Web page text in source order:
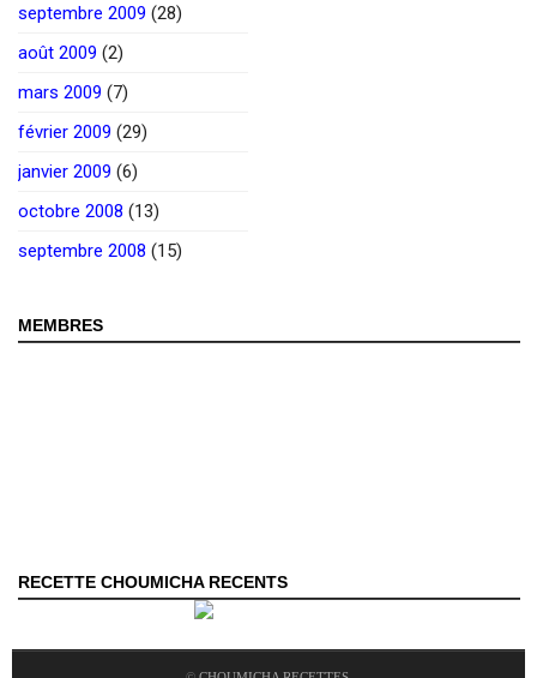
septembre 2009 (28)
août 2009 (2)
mars 2009 (7)
février 2009 (29)
janvier 2009 (6)
octobre 2008 (13)
septembre 2008 (15)
MEMBRES
RECETTE CHOUMICHA RECENTS